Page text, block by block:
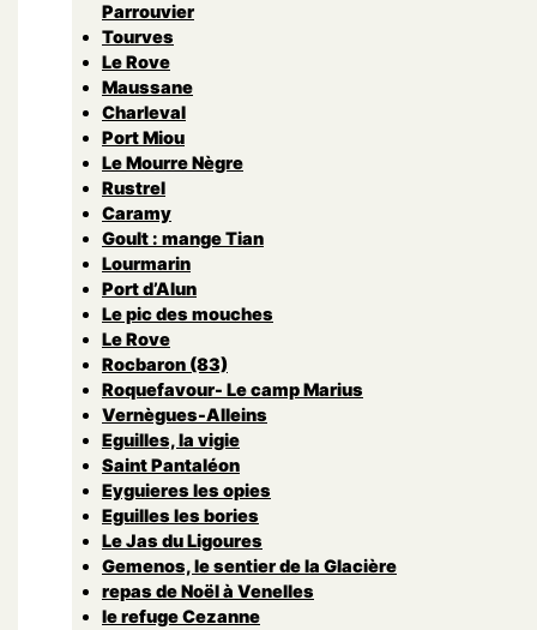
Parrouvier
Tourves
Le Rove
Maussane
Charleval
Port Miou
Le Mourre Nègre
Rustrel
Caramy
Goult : mange Tian
Lourmarin
Port d’Alun
Le pic des mouches
Le Rove
Rocbaron (83)
Roquefavour- Le camp Marius
Vernègues-Alleins
Eguilles, la vigie
Saint Pantaléon
Eyguieres les opies
Eguilles les bories
Le Jas du Ligoures
Gemenos, le sentier de la Glacière
repas de Noël à Venelles
le refuge Cezanne